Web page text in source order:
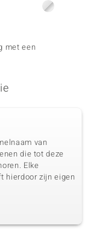
met een
van
die tot deze
Elke
hierdoor zijn eigen